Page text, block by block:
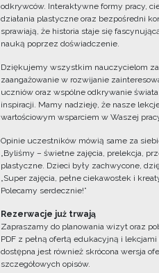
odkrywców. Interaktywne formy pracy,
działania plastyczne oraz bezpośredni
sprawiają, że historia staje się
nauką poprzez doświadczenie.
Dziękujemy wszystkim nauczycielom
zaangażowanie w rozwijanie
uczniów oraz wspólne odkrywanie
inspiracji. Mamy nadzieję, że nasze
wartościowym wsparciem w Waszej
Opinie uczestników mówią same za
„Byliśmy – świetne zajęcia, prelekcja,
plastyczne. Dzieci były zachwycone,
„Super zajęcia, pełne ciekawostek i
Polecamy serdecznie!”
Rezerwacje już trwają
Zapraszamy do planowania wizyt oraz
PDF z pełną ofertą edukacyjną i
dostępna jest również skrócona wersja
szczegółowych opisów.